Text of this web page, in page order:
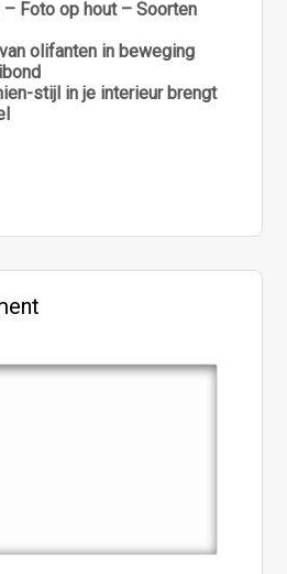
Foto op hout – Soorten
olifanten in beweging
stijl in je interieur brengt